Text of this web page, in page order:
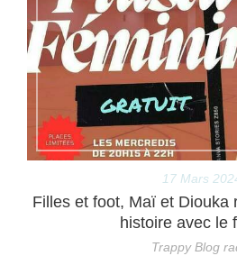
17 Mars
Filles et foot, Maï et Diouka
histoire avec le
Trappy Blog